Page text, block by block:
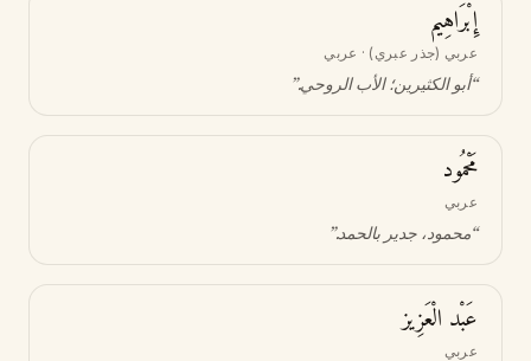
إِبْرَاهِيم
عربي (جذر عبري) · عربي
“أبو الكثيرين؛ الأب الروحي.”
مَحْمُود
عربي
“محمود، جدير بالحمد.”
عَبْد الْعَزِيز
عربي